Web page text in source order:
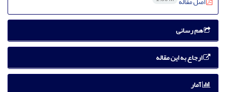
هم رسانی
ارجاع به این مقاله
آمار